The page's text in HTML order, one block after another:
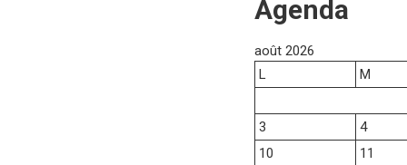
Agenda
août 2026
L
M
3
4
10
11